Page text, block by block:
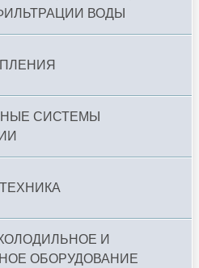
ВОДЫ
СИСТЕМЫ
И
ОБОРУДОВАНИЕ